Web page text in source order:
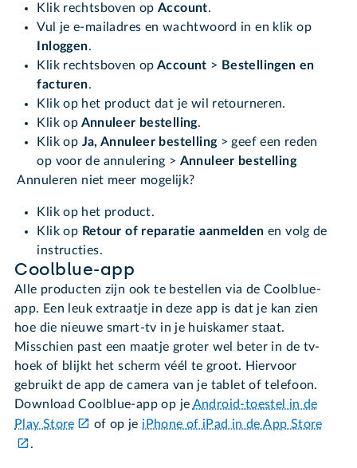
Klik rechtsboven opAccount.
Vul je e-mailadres en wachtwoord in en klik op
Inloggen.
Klik rechtsboven op Account > Bestellingen en
facturen.
Klik op het product dat je wil retourneren.
Klik op Annuleer bestelling.
Klik op Ja, Annuleer bestelling> geef een reden
op voor de annulering > Annuleer bestelling
Annuleren niet meer mogelijk?
Klik op het product.
Klik op Retour of reparatie aanmelden en volg de
instructies.
Coolblue-app
Alle producten zijn ook te bestellen via de Coolblue-
app. Een leuk extraatje in deze app is dat je kan zien
hoe die nieuwe smart-tv in je huiskamer staat.
Misschien past een maatje groter wel beter in de tv-
hoek of blijkt het scherm véél te groot. Hiervoor
gebruikt de app de camera van je tablet of telefoon.
Download Coolblue-app op je Android-toestel in de
Play Store
of op je iPhone of iPad in de App Store
.